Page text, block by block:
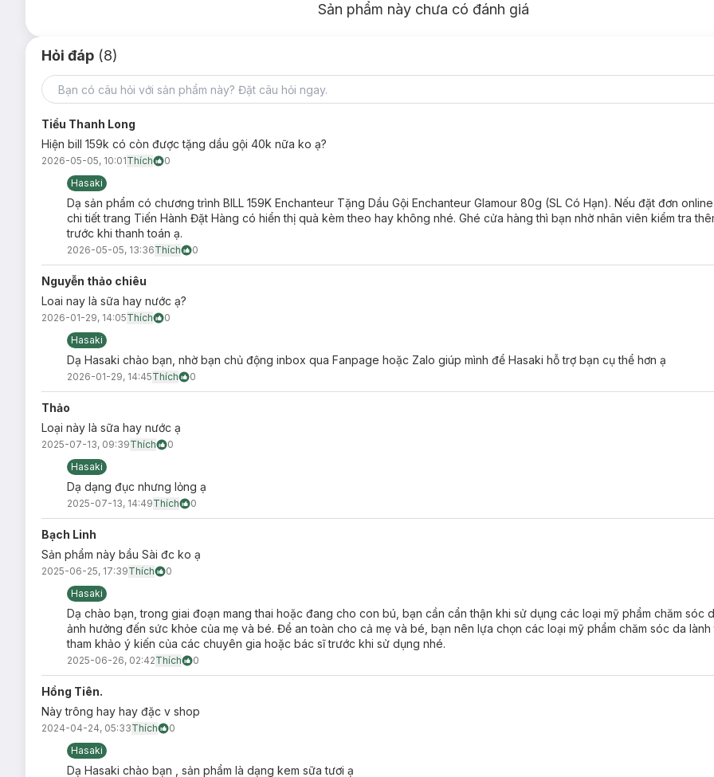
Magic
Sản phẩm này chưa có đánh giá
Hỏi đáp (8)
Tiểu Thanh Long
Hiện bill 159k có còn được tặng dầu gội 40k nữa ko ạ?
2026-05-05, 10:01Thích
0
Hasaki
Dạ sản phẩm có chương trình BILL 159K Enchanteur Tặng Dầu Gội Enchanteur Glamour 80g (SL Có Hạn). Nếu đặt đơn
chi tiết trang Tiến Hành Đặt Hàng có hiển thị quà kèm theo hay không nhé. Ghé cửa hàng thì bạn nhờ nhân viên kiểm tra
trước khi thanh toán ạ.
2026-05-05, 13:36Thích 0
Nguyễn thảo chiêu
Loai nay là sữa hay nước ạ?
2026-01-29, 14:05Thích
0
Hasaki
Dạ Hasaki chào bạn, nhờ bạn chủ động inbox qua Fanpage hoặc Zalo giúp mình để Hasaki hỗ trợ bạn cụ thể hơn ạ
2026-01-29, 14:45Thích 0
Thảo
Loại này là sữa hay nước ạ
2025-07-13, 09:39Thích
0
Hasaki
Dạ dạng đục nhưng lỏng ạ
2025-07-13, 14:49Thích 0
Bạch Linh
Sản phẩm này bầu Sài đc ko ạ
2025-06-25, 17:39Thích
0
Hasaki
Dạ chào bạn, trong giai đoạn mang thai hoặc đang cho con bú, bạn cần cẩn thận khi sử dụng các loại mỹ phẩm chăm sóc
ảnh hưởng đến sức khỏe của mẹ và bé. Để an toàn cho cả mẹ và bé, bạn nên lựa chọn các loại mỹ phẩm chăm sóc da
tham khảo ý kiến của các chuyên gia hoặc bác sĩ trước khi sử dụng nhé.
2025-06-26, 02:42Thích 0
Hồng Tiên.
Này trông hay hay đặc v shop
2024-04-24, 05:33Thích
0
Hasaki
Dạ Hasaki chào bạn , sản phẩm là dạng kem sữa tươi ạ